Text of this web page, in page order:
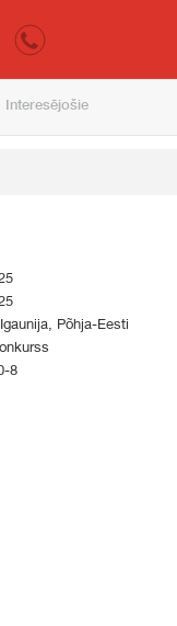
Interesējošie
Põhja-Eesti
8